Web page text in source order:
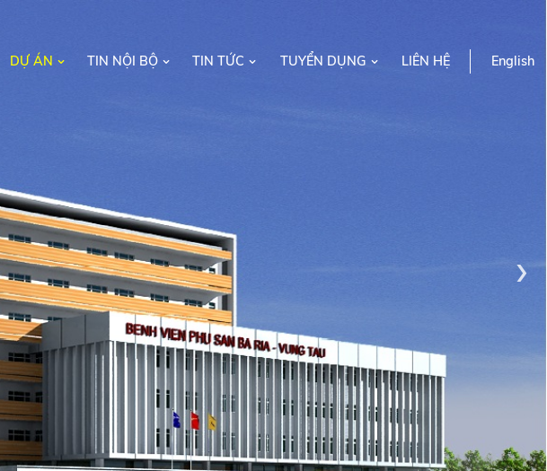
DỰ ÁN TIN NỘI BỘ TIN TỨC TUYỂN DỤNG LIÊN HỆ English
›